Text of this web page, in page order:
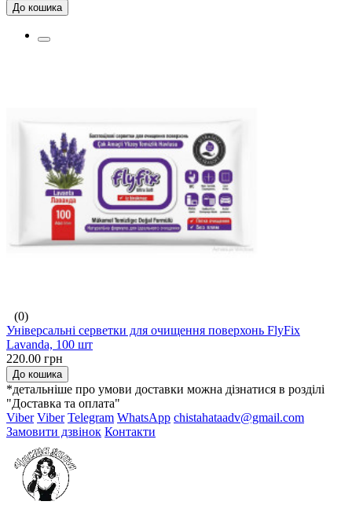
До кошика
(0)
Універсальні серветки для очищення поверхонь FlyFix
Lavanda, 100 шт
220.00 грн
До кошика
*детальніше про умови доставки можна дізнатися в розділі
"Доставка та оплата"
Viber Viber Telegram WhatsApp chistahataadv@gmail.com
Замовити дзвінок Контакти